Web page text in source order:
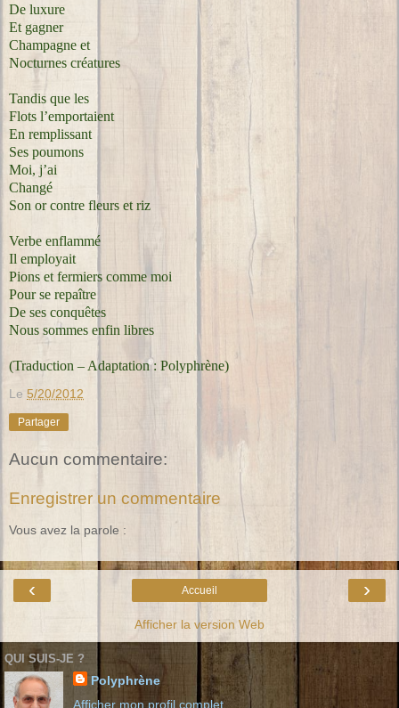
De luxure
Et gagner
Champagne et
Nocturnes créatures
Tandis que les
Flots l’emportaient
En remplissant
Ses poumons
Moi, j’ai
Changé
Son or contre fleurs et riz
Verbe enflammé
Il employait
Pions et fermiers comme moi
Pour se repaître
De ses conquêtes
Nous sommes enfin libres
(Traduction – Adaptation : Polyphrène)
Le 5/20/2012
Partager
Aucun commentaire:
Enregistrer un commentaire
Vous avez la parole :
‹ ›
Accueil
Afficher la version Web
QUI SUIS-JE ?
Polyphrène
Afficher mon profil complet